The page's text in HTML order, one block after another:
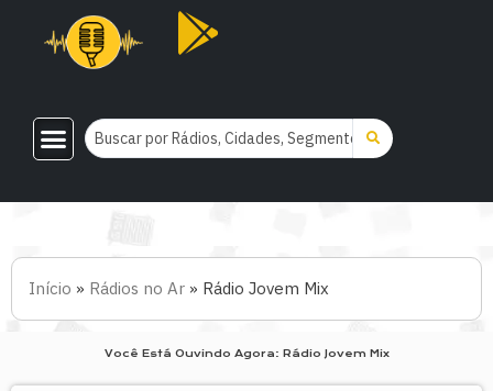
Início » Rádios no Ar » Rádio Jovem Mix
Você Está Ouvindo Agora: Rádio Jovem Mix